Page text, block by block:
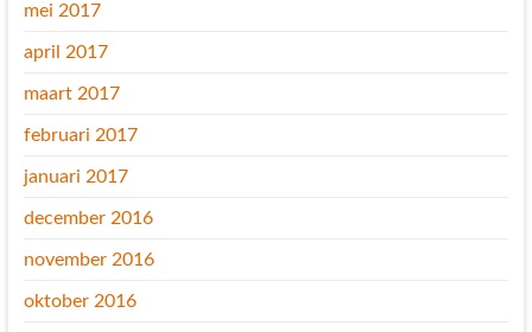
mei 2017
april 2017
maart 2017
februari 2017
januari 2017
december 2016
november 2016
oktober 2016